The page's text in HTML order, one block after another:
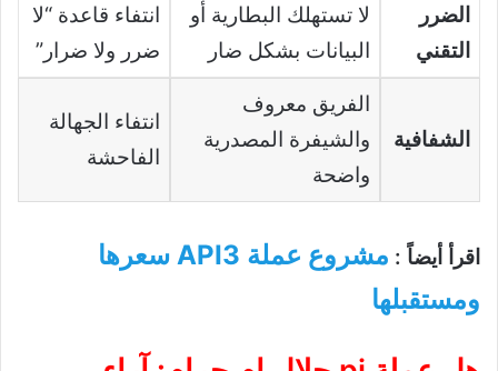
الضرر
التقني
لا تستهلك البطارية أو
البيانات بشكل ضار
انتفاء قاعدة “لا
ضرر ولا ضرار”
الشفافية
الفريق معروف
والشيفرة المصدرية
واضحة
انتفاء الجهالة
الفاحشة
اقرأ أيضاً :
مشروع عملة API3 سعرها
ومستقبلها